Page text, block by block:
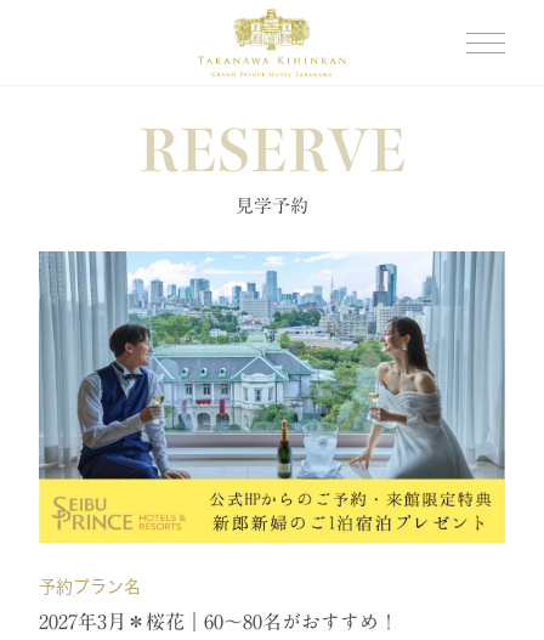
RESERVE
見学予約
予約プラン名
2027年3月＊桜花｜60～80名がおすすめ！